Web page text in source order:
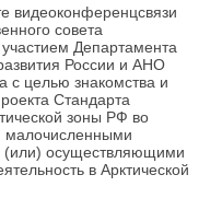
видеоконференцсвязи
совета
Департамента
России и АНО
с целью знакомства и
Стандарта
зоны РФ во
малочисленными
осуществляющими
в Арктической